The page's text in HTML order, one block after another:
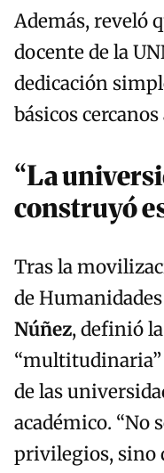
Además, reveló
docente de la
dedicación
básicos
“La
construyó
Tras la
de
Núñez, definió
“multitudinaria”
de las
académico. “No
privilegios, sino